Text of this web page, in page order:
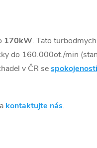
170kW. Tato
do 160.000ot./min
v ČR se
kontaktujte nás.